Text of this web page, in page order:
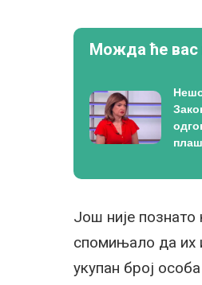
Можда ће вас
Још није познато
спомињало да их
укупан број